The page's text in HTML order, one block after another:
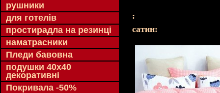
рушники
для готелів
простирадла на резинці
наматрасники
Пледи бавовна
подушки 40х40
декоративні
Покривала -50%
:
cатин: